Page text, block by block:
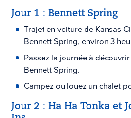
Jour 1 : Bennett Spring
Trajet en voiture de Kansas
Bennett Spring, environ 3
Passez la journée à
Bennett Spring.
Campez ou louez un chalet
Jour 2 : Ha Ha Tonka et